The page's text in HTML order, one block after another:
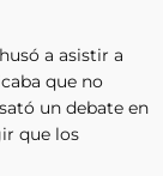
a asistir a
que no
un debate en
que los